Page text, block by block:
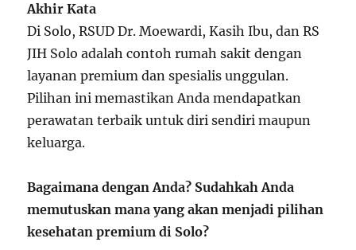
Akhir Kata
Di Solo, RSUD Dr. Moewardi, Kasih Ibu, dan RS
JIH Solo adalah contoh rumah sakit dengan
layanan premium dan spesialis unggulan.
Pilihan ini memastikan Anda mendapatkan
perawatan terbaik untuk diri sendiri maupun
keluarga.
Bagaimana dengan Anda? Sudahkah Anda
memutuskan mana yang akan menjadi pilihan
kesehatan premium di Solo?